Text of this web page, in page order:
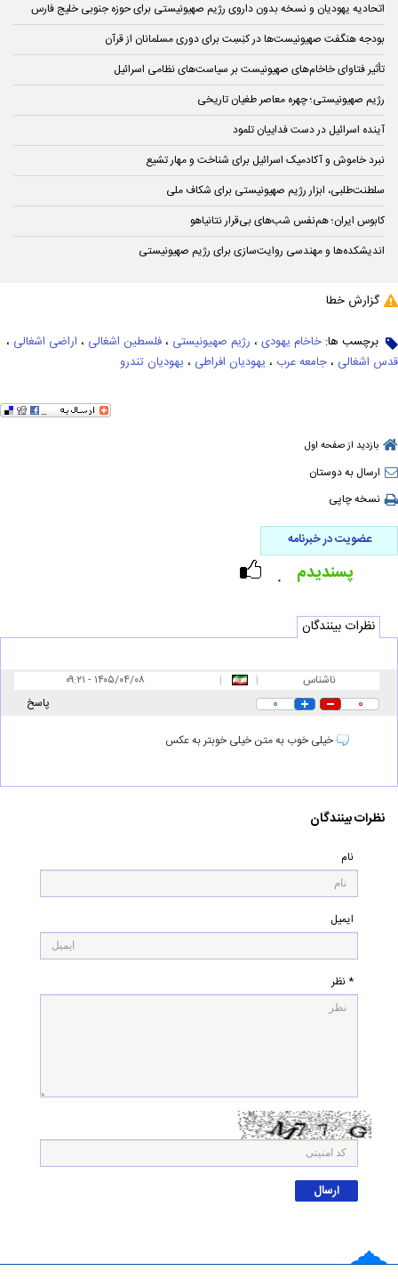
اتحادیه یهودیان و نسخه بدون داروی رژیم صهیونیستی برای حوزه جنوبی خلیج فارس
بودجه هنگفت صهیونیست‌ها در کنِسِت برای دوری مسلمانان از قرآن
تأثیر فتاوای خاخام‌های صهیونیست بر سیاست‌های نظامی اسرائیل
رژیم صهیونیستی؛ چهره معاصر طغیان تاریخی
آینده اسرائیل در دست فداییان تلمود
نبرد خاموش و آکادمیک اسرائیل برای شناخت و مهار تشیع
سلطنت‌طلبی، ابزار رژیم صهیونیستی برای شکاف ملی
کابوس ایران؛ هم‌نفس شب‌های بی‌قرار نتانیاهو
اندیشکده‌ها و مهندسی روایت‌سازی برای رژیم صهیونیستی
گزارش خطا
برچسب ها: خاخام یهودی ، رژیم صهیونیستی ، فلسطین اشغالی ، اراضی اشغالی ،
قدس اشغالی ، جامعه عرب ، یهودیان افراطی ، یهودیان تندرو
بازدید از صفحه اول
ارسال به دوستان
نسخه چاپی
عضویت در خبرنامه
۰ پسندیدم
نظرات بینندگان
ناشناس |
| ۰۹:۲۱ - ۱۴۰۵/۰۴/۰۸
۰ ۰ پاسخ
خیلی خوب به متن خیلی خوبتر به عکس
نظرات بینندگان
نام
ایمیل
* نظر